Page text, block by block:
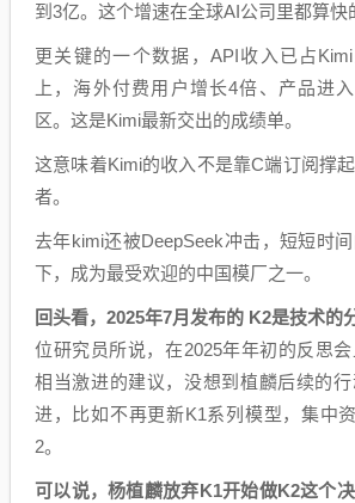
到3亿。这个增速在全球AI公司里都算快
更关键的一个数据，API收入已占
上，海外付费用户增长4倍、产品进
区。这是Kimi最新交出的成绩单。
这意味着Kimi的收入不是靠C端订阅撑
者。
去年kimi还被DeepSeek冲击，短短时
下，成为最受欢迎的中国模厂之一。
回头看，2025年7月发布的 K2是技术的
位研究员所说，在2025年年初的反思
相当激进的建议，没想到植麟后续的
进，比如不再更新K1系列模型，集中
2。
可以说，杨植麟放弃K1开始做K2这个